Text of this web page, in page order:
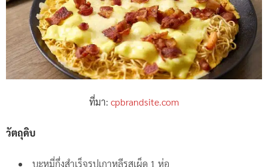
ที่มา: cpbrandsite.com
วัตถุดิบ
บะหมี่กึ่งสำเร็จรูปเกาหลีรสเผ็ด 1 ห่อ